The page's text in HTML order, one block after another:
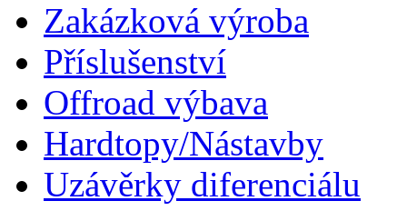
Zakázková výroba
Příslušenství
Offroad výbava
Hardtopy/Nástavby
Uzávěrky diferenciálu